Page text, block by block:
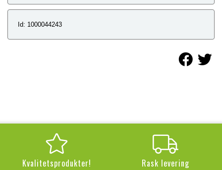
Id: 1000044243
Kvalitetsprodukter! Rask levering